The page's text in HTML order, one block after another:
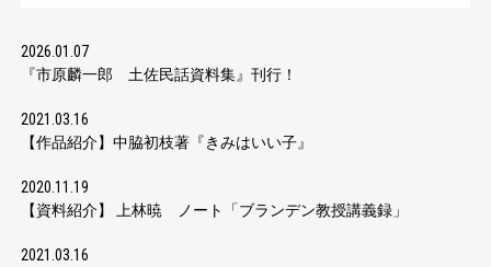
2026.01.07
『市原麟一郎 土佐民話資料集』刊行！
2021.03.16
【作品紹介】中脇初枝著『きみはいい子』
2020.11.19
【資料紹介】 上林暁 ノート「ブランデン教授講義録」
2021.03.16